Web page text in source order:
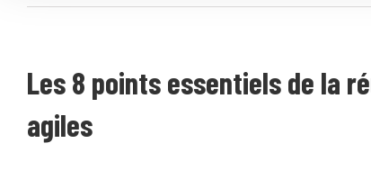
Les 8 points essentiels de la
agiles